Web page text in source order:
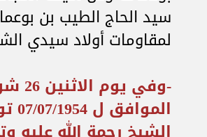
سيد الحاج الطيب بن
لمقاومات أولاد سيدي
-وفي